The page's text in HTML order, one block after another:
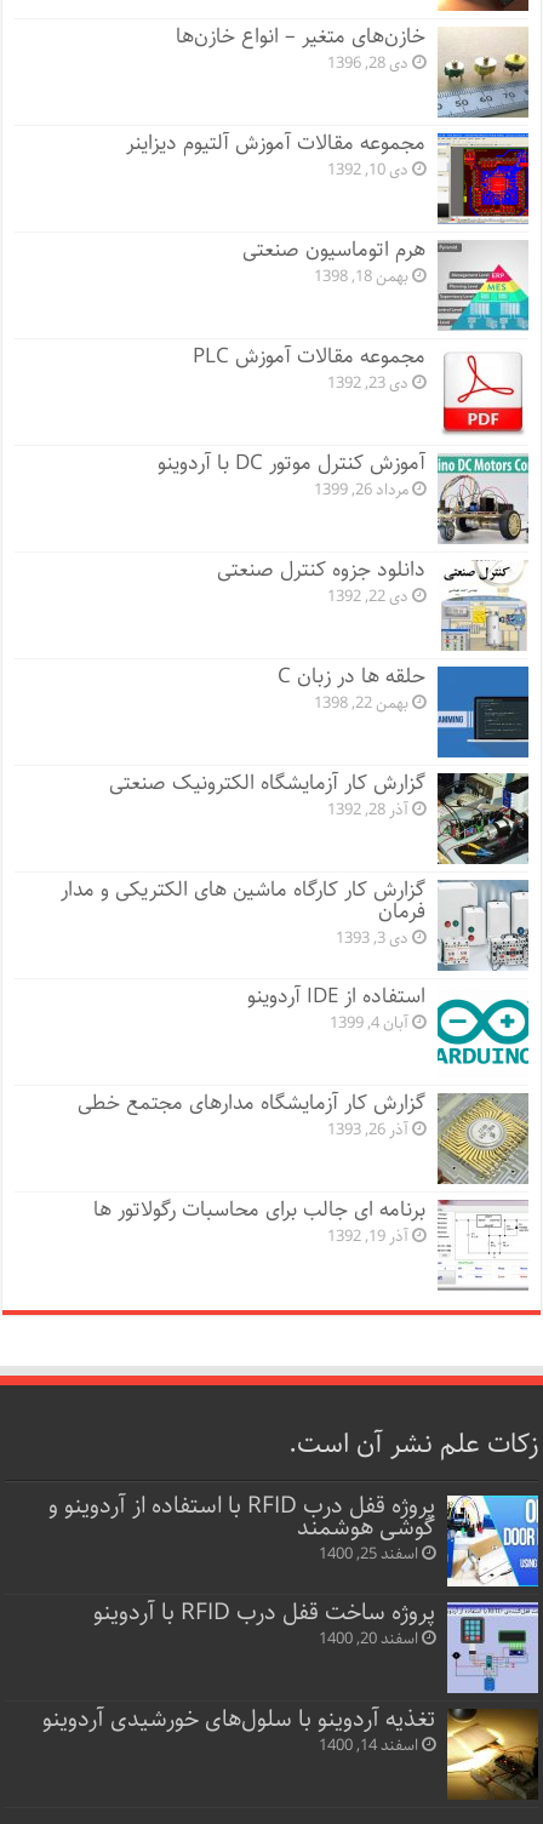
خازن‌های متغیر – انواع خازن‌ها
دی 28, 1396
مجموعه مقالات آموزش آلتیوم دیزاینر
دی 10, 1392
هرم اتوماسیون صنعتی
بهمن 18, 1398
مجموعه مقالات آموزش PLC
دی 23, 1392
آموزش کنترل موتور DC با آردوینو
مرداد 26, 1399
دانلود جزوه کنترل صنعتی
دی 22, 1392
حلقه ها در زبان C
بهمن 22, 1398
گزارش کار آزمایشگاه الکترونیک صنعتی
آذر 28, 1392
گزارش کار کارگاه ماشین های الکتریکی و مدار
فرمان
دی 3, 1393
استفاده از IDE آردوینو
آبان 4, 1399
گزارش کار آزمایشگاه مدارهای مجتمع خطی
آذر 26, 1393
برنامه ای جالب برای محاسبات رگولاتور ها
آذر 19, 1392
زکات علم نشر آن است.
پروژه قفل‌ درب RFID با استفاده از آردوینو و
گوشی هوشمند
اسفند 25, 1400
پروژه ساخت قفل‌ درب RFID با آردوینو
اسفند 20, 1400
تغذیه آردوینو با سلول‌های خورشیدی آردوینو
اسفند 14, 1400